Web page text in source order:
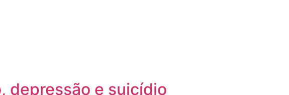
depressão e suicídio